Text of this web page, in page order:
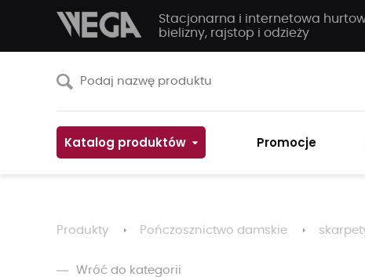
Stacjonarna i internetowa
bielizny, rajstop i odzieży
Katalog produktów Promocje
Produkty Pończosznictwo damskie
Wróć do kategorii